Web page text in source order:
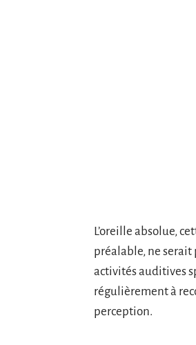
L’oreille absolue,
préalable, ne serait
activités auditives
régulièrement à
perception.